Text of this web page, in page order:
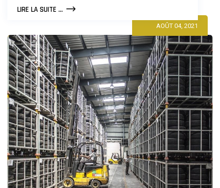
LIRE LA SUITE ...COMPARAISON
POUR
HÉBERGER
VOTRE
SITE
WEB
:
PARTAGÉS,
VPS
OU
DÉDIÉS
AOÛT 04, 2021